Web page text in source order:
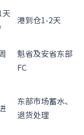
天
港到仓1-2天
魁省及安省东部
FC
东部市场蓄水、
退货处理